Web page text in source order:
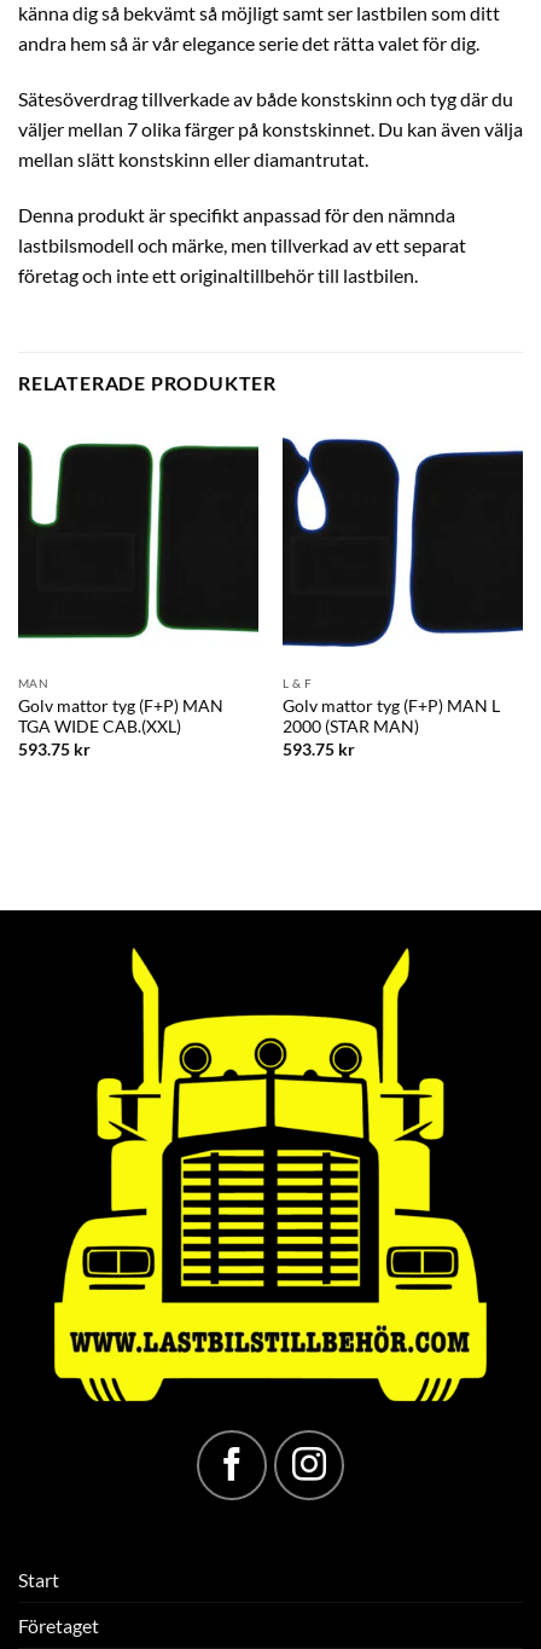
känna dig så bekvämt så möjligt samt ser lastbilen som ditt
andra hem så är vår elegance serie det rätta valet för dig.
Sätesöverdrag tillverkade av både konstskinn och tyg där du
väljer mellan 7 olika färger på konstskinnet. Du kan även välja
mellan slätt konstskinn eller diamantrutat.
Denna produkt är specifikt anpassad för den nämnda
lastbilsmodell och märke, men tillverkad av ett separat
företag och inte ett originaltillbehör till lastbilen.
RELATERADE PRODUKTER
MAN
Golv mattor tyg (F+P) MAN
TGA WIDE CAB.(XXL)
593.75 kr
L & F
Golv mattor tyg (F+P) MAN L
2000 (STAR MAN)
593.75 kr
Start
Företaget